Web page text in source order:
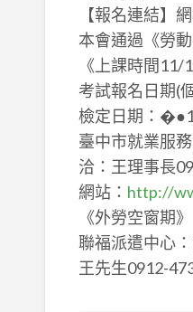
【報名連結】
本會通過《勞
《上課時間11/
考試報名日期(
檢定日期：
臺中市就業服
洽：王理事長
網站： http://
《外勞空窗期
聯福派遣中心：
王先生0912-